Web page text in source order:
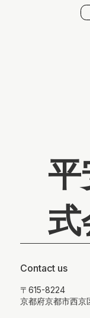
平
式
Contact us
〒615-8224
京都府京都市西京